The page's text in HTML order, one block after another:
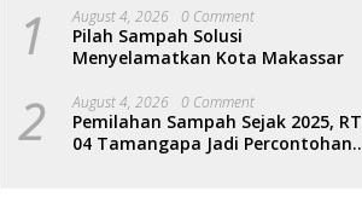
1 August 4, 2026 0 Comment
Pilah Sampah Solusi
Menyelamatkan Kota Makassar
2 August 4, 2026 0 Comment
Pemilahan Sampah Sejak 2025, RT
04 Tamangapa Jadi Percontohan